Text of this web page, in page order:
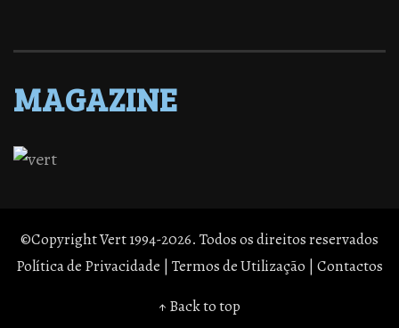
MAGAZINE
©Copyright Vert 1994-2026. Todos os direitos reservados
Política de Privacidade | Termos de Utilização | Contactos
↑ Back to top